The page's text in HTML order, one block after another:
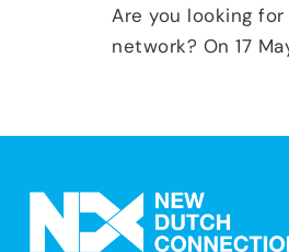
Are you looking
network? On 17